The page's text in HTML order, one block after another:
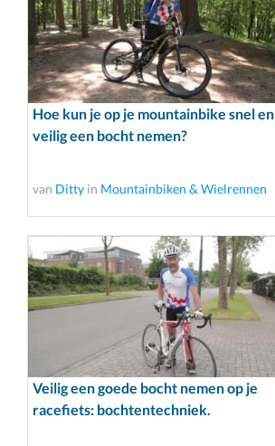
Hoe kun je op je mountainbike snel en
veilig een bocht nemen?
van Ditty in Mountainbiken & Wielrennen
Veilig een goede bocht nemen op je
racefiets: bochtentechniek.